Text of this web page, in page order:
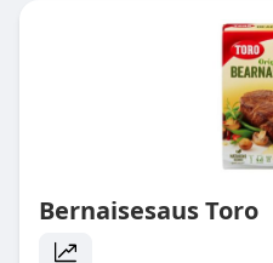
Bernaisesaus Toro